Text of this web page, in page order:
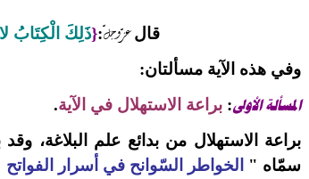
قالعزّ وجلّ:
{ذَلِكَ الْكِتَابُ
وفي هذه الآية مسألتان:
المسألة الأولى: براعة الاستهلال في الآية.
براعة الاستهلال من بدائع علم البلاغة،
سمّاه "
الخواطر السّوانح في أسرار الفواتح